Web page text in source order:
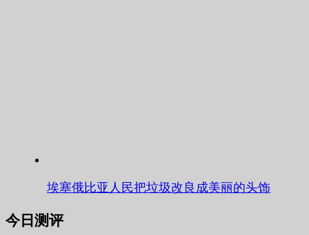
埃塞俄比亚人民把垃圾改良成美丽的头饰
今日测评